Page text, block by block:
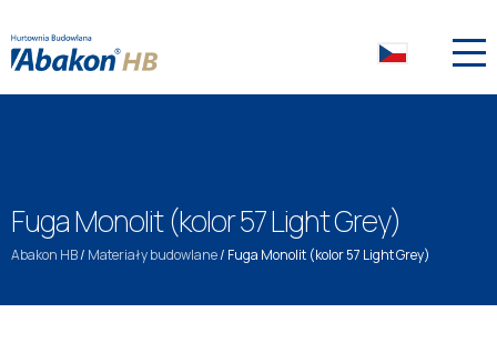
Fuga Monolit (kolor 57 Light Grey)
Abakon HB/ Materiały budowlane/ Fuga Monolit (kolor 57 Light Grey)